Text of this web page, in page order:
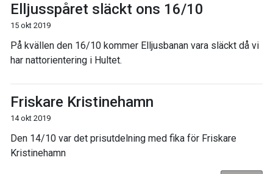
Elljusspåret släckt ons 16/10
15 okt 2019
På kvällen den 16/10 kommer Elljusbanan vara släckt då vi
har nattorientering i Hultet.
Friskare Kristinehamn
14 okt 2019
Den 14/10 var det prisutdelning med fika för Friskare
Kristinehamn